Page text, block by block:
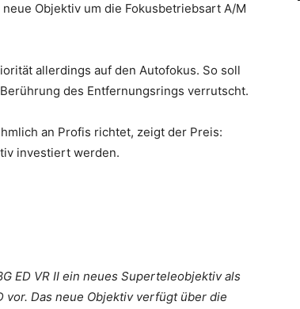
Objektiv um die Fokusbetriebsart A/M
allerdings auf den Autofokus. So soll
des Entfernungsrings verrutscht.
an Profis richtet, zeigt der Preis:
investiert werden.
ED VR II ein neues Superteleobjektiv als
vor. Das neue Objektiv verfügt über die